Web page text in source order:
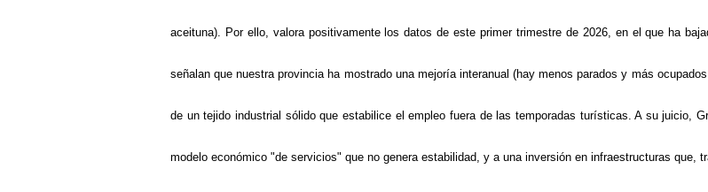
aceituna). Por ello, valora positivamente los datos de este primer trimestre de 2026, en el que ha
señalan que nuestra provincia ha mostrado una mejoría interanual (hay menos parados y más
de un tejido industrial sólido que estabilice el empleo fuera de las temporadas turísticas.A su juicio,
modelo económico "de servicios" que no genera estabilidad, y a una inversión en infraestructuras que,